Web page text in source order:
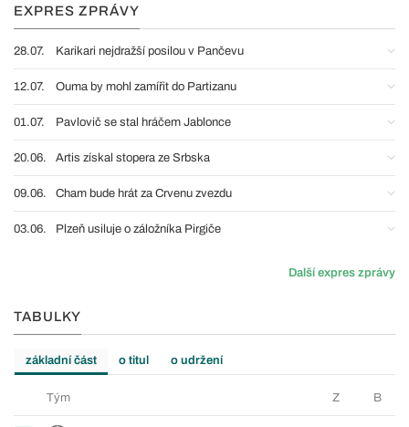
EXPRES ZPRÁVY
28.07. Karikari nejdražší posilou v Pančevu
12.07. Ouma by mohl zamířit do Partizanu
01.07. Pavlovič se stal hráčem Jablonce
20.06. Artis získal stopera ze Srbska
09.06. Cham bude hrát za Crvenu zvezdu
03.06. Plzeň usiluje o záložníka Pirgiče
Další expres zprávy
TABULKY
základní část o titul o udržení
Tým Z B